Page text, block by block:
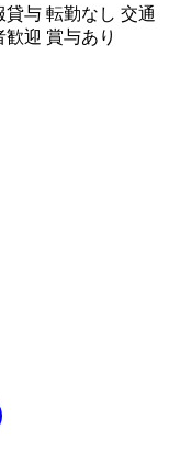
貸与 転勤なし 交通
歓迎 賞与あり